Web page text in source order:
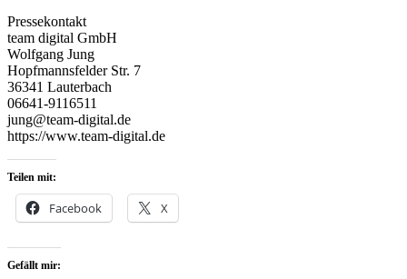
Pressekontakt
team digital GmbH
Wolfgang Jung
Hopfmannsfelder Str. 7
36341 Lauterbach
06641-9116511
jung@team-digital.de
https://www.team-digital.de
Teilen mit:
Facebook X
Gefällt mir: